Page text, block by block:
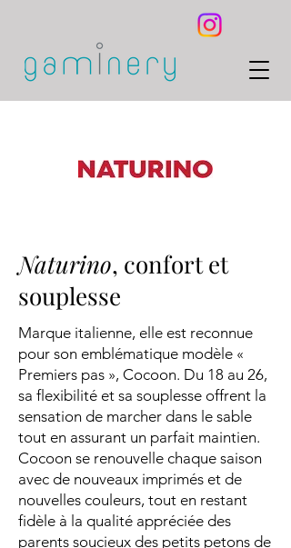
Naturino, confort et
souplesse
Marque italienne, elle est reconnue
pour son emblématique modèle «
Premiers pas », Cocoon. Du 18 au 26,
sa flexibilité et sa souplesse offrent la
sensation de marcher dans le sable
tout en assurant un parfait maintien.
Cocoon se renouvelle chaque saison
avec de nouveaux imprimés et de
nouvelles couleurs, tout en restant
fidèle à la qualité appréciée des
parents soucieux des petits petons de